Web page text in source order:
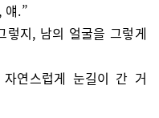
얘.”
렇지, 남의 얼굴을 그렇게
연스럽게 눈길이 간 거